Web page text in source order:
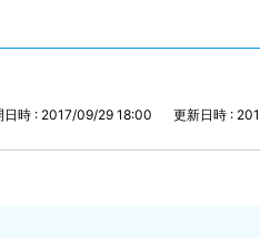
日時 : 2017/09/29 18:00 更新日時 :